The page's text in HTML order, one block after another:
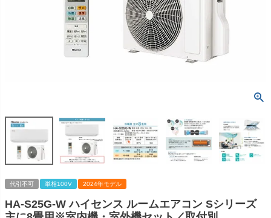
代引不可 単相100V 2024年モデル
HA-S25G-W ハイセンス ルームエアコン Sシリーズ